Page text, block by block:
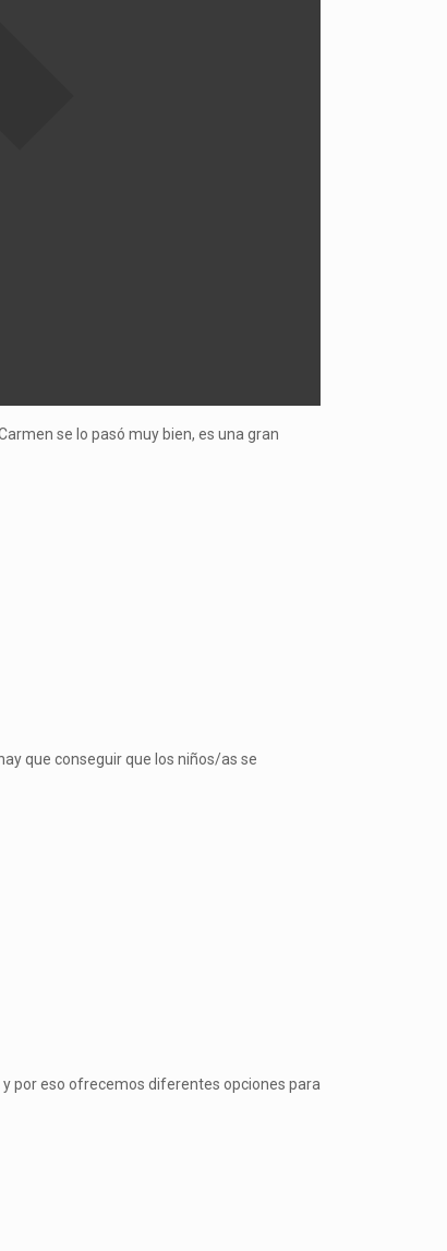
se lo pasó muy bien, es una gran
que conseguir que los niños/as se
por eso ofrecemos diferentes opciones para